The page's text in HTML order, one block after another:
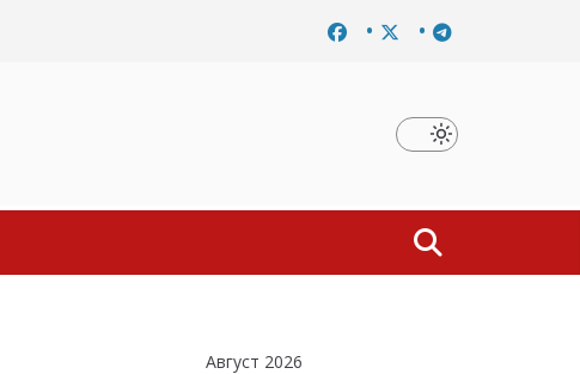
Завершено расследование дела о материальной заинтересованности
Август 2026